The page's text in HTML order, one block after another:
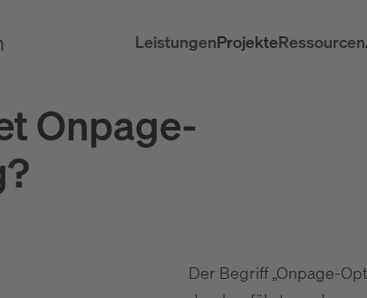
LeistungenProjekteRessourcen
Onpage-
Der Begriff „Onpage-